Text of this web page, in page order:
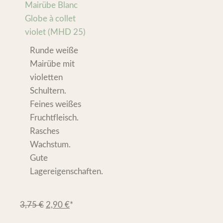
Mairübe Blanc
Globe à collet
violet (MHD 25)
Runde weiße
Mairübe mit
violetten
Schultern.
Feines weißes
Fruchtfleisch.
Rasches
Wachstum.
Gute
Lagereigenschaften.
3,75€ 2,90 €*